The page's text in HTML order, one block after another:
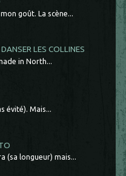
goût. La scène...
LES COLLINES
in North...
évité). Mais...
(sa longueur) mais...